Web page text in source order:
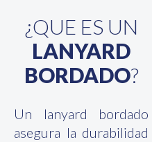
¿QUE ES UN
LANYARD
BORDADO?
Un lanyard bordado
asegura la durabilidad